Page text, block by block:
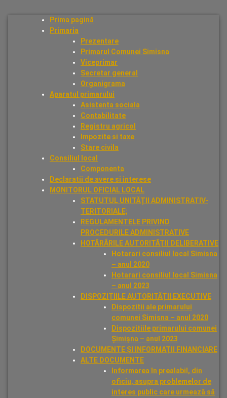
Prima pagină
Primaria
Prezentare
Primarul Comunei Simisna
Viceprimar
Secretar general
Organigrama
Aparatul primarului
Asistenta sociala
Contabilitate
Registru agricol
Impozite si taxe
Stare civila
Consiliul local
Componenta
Declaratii de avere si interese
MONITORUL OFICIAL LOCAL
STATUTUL UNITĂȚII ADMINISTRATIV-
TERITORIALE;
REGULAMENTELE PRIVIND
PROCEDURILE ADMINISTRATIVE
HOTĂRÂRILE AUTORITĂȚII DELIBERATIVE
Hotarari consiliul local Simisna
– anul 2020
Hotarari consiliul local Simisna
– anul 2023
DISPOZIȚIILE AUTORITĂȚII EXECUTIVE
Dispozitii ale primarului
comunei Simisna – anul 2020
Dispozitiile primarului comunei
Șimișna – anul 2023
DOCUMENTE ȘI INFORMAȚII FINANCIARE
ALTE DOCUMENTE
Informarea în prealabil, din
oficiu, asupra problemelor de
interes public care urmează să